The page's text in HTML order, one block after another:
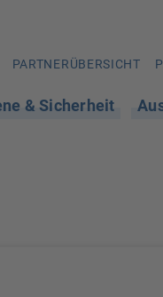
PARTNERÜBERSICHT
& Sicherheit